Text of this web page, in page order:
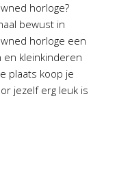
horloge?
bewust in
horloge een
en kleinkinderen
plaats koop je
jezelf erg leuk is